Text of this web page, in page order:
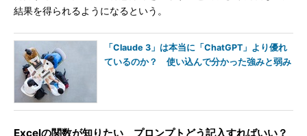
結果を得られるようになるという。
「Claude 3」は本当に「ChatGPT」より優れ
ているのか？ 使い込んで分かった強みと弱み
Excelの関数が知りたい プロンプトどう記入すればいい？